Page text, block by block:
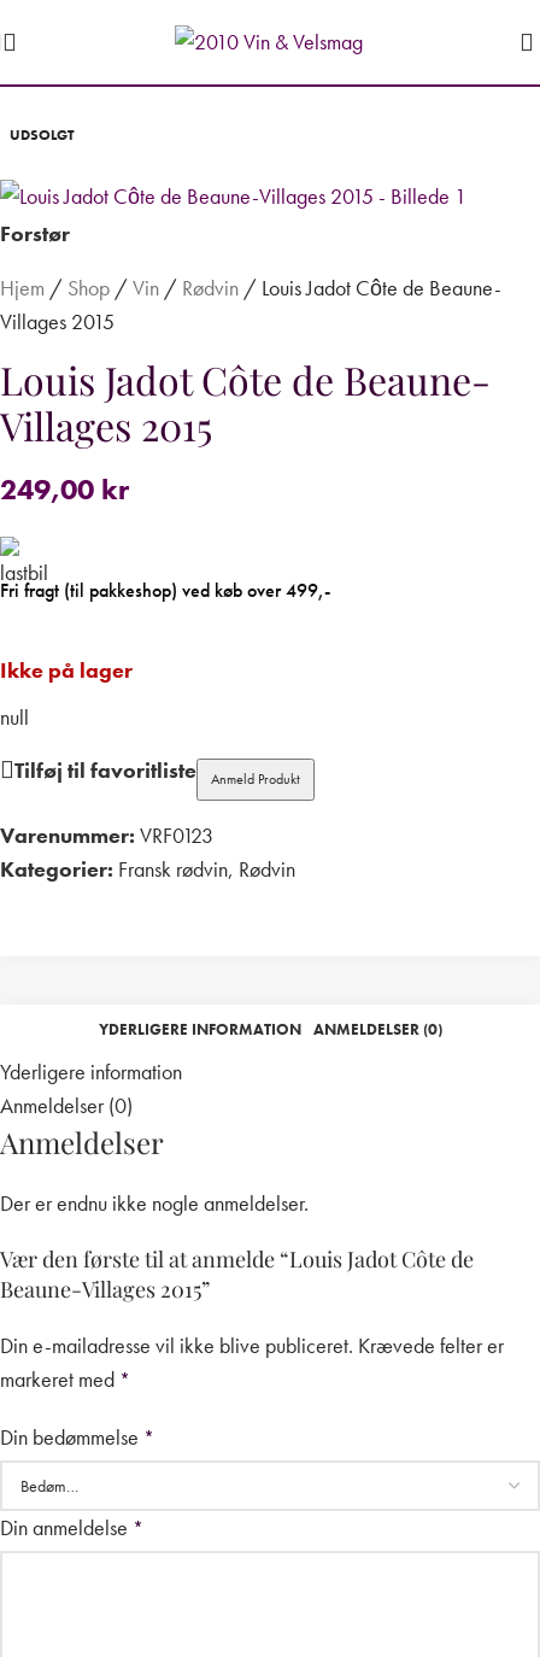
UDSOLGT
Forstør
Hjem / Shop / Vin / Rødvin / Louis Jadot Côte de Beaune-
Villages 2015
Louis Jadot Côte de Beaune-
Villages 2015
249,00 kr
Fri fragt (til pakkeshop) ved køb over 499,-
Ikke på lager
null
Tilføj til favoritliste
Anmeld Produkt
Varenummer: VRF0123
Kategorier: Fransk rødvin, Rødvin
YDERLIGERE INFORMATION ANMELDELSER (0)
Yderligere information
Anmeldelser (0)
Anmeldelser
Der er endnu ikke nogle anmeldelser.
Vær den første til at anmelde “Louis Jadot Côte de
Beaune-Villages 2015”
Din e-mailadresse vil ikke blive publiceret. Krævede felter er
markeret med *
Din bedømmelse *
Din anmeldelse *